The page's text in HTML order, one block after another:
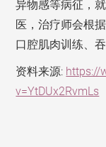
异物感等病征，
医，治疗师会根
口腔肌肉训练、
资料来源: https://
v=YtDUx2RvmLs